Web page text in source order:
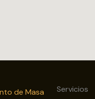
de Masa
Servicios